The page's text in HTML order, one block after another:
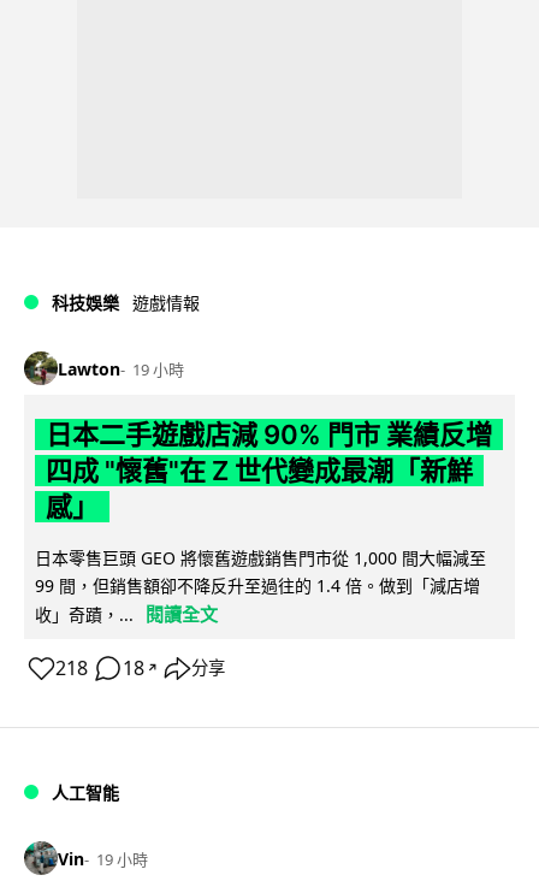
科技娛樂 遊戲情報
Lawton 19 小時
日本二手遊戲店減 90% 門市 業績反增
四成 "懷舊"在 Z 世代變成最潮「新鮮
感」
日本零售巨頭 GEO 將懷舊遊戲銷售門市從 1,000 間大幅減至
99 間，但銷售額卻不降反升至過往的 1.4 倍。做到「減店增
收」奇蹟，...
閱讀全文
218 18 ↗ 分享
人工智能
Vin 19 小時